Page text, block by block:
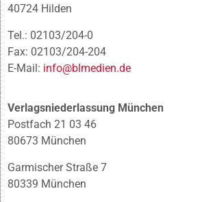
40724 Hilden
Tel.: 02103/204-0
Fax: 02103/204-204
E-Mail: info@blmedien.de
Verlagsniederlassung München
Postfach 21 03 46
80673 München
Garmischer Straße 7
80339 München